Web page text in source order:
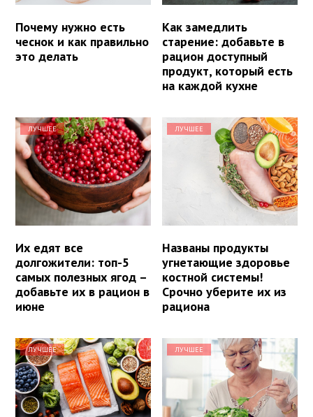
Почему нужно есть
чеснок и как правильно
это делать
Как замедлить
старение: добавьте в
рацион доступный
продукт, который есть
на каждой кухне
ЛУЧШЕЕ
Их едят все
долгожители: топ-5
самых полезных ягод –
добавьте их в рацион в
июне
ЛУЧШЕЕ
Названы продукты
угнетающие здоровье
костной системы!
Срочно уберите их из
рациона
ЛУЧШЕЕ ЛУЧШЕЕ